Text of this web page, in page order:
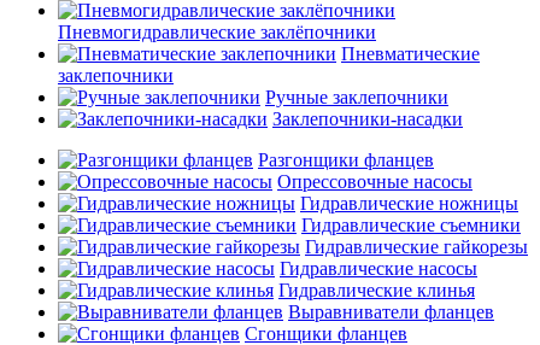
Пневмогидравлические заклёпочники
Пневматические
заклепочники
Ручные заклепочники
Заклепочники-насадки
Разгонщики фланцев
Опрессовочные насосы
Гидравлические ножницы
Гидравлические съемники
Гидравлические гайкорезы
Гидравлические насосы
Гидравлические клинья
Выравниватели фланцев
Сгонщики фланцев